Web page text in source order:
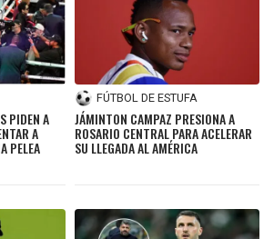
PIDEN A
A
PELEA
FÚTBOL DE ESTUFA
JÁMINTON CAMPAZ PRESIONA A
ROSARIO CENTRAL PARA ACELERAR
SU LLEGADA AL AMÉRICA